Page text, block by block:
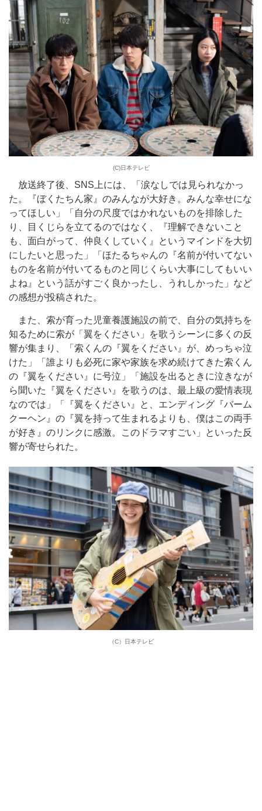
(C)日本テレビ
放送終了後、SNS上には、「涙なしでは見られなかっ
た。『ぼくたちん家』のみんなが大好き。みんな幸せにな
ってほしい」「自分の尺度ではかれないものを排除した
り、目くじらを立てるのではなく、『理解できないこと
も、面白がって、仲良くしていく』というマインドを大切
にしたいと思った」「ほたるちゃんの『名前が付いてない
ものを名前が付いてるものと同じくらい大事にしてもいい
よね』という話がすごく良かったし、うれしかった」など
の感想が投稿された。
また、索が育った児童養護施設の前で、自分の気持ちを
知るために索が「翼をください」を歌うシーンに多くの反
響が集まり、「索くんの『翼をください』が、めっちゃ泣
けた」「誰よりも必死に家や家族を求め続けてきた索くん
の『翼をください』に号泣」「施設を出るときに泣きなが
ら聞いた『翼をください』を歌うのは、最上級の愛情表現
なのでは」「『翼をください』と、エンディング『バーム
クーヘン』の『翼を持って生まれるよりも、僕はこの両手
が好き』のリンクに感激。このドラマすごい」といった反
響が寄せられた。
（C）日本テレビ